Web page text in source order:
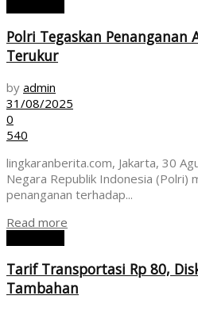
Polri Tegaskan Penanganan
Terukur
by admin
31/08/2025
0
540
lingkaranberita.com, Jakarta, 30
Negara Republik Indonesia (Polri)
penanganan terhadap...
Read more
Tarif Transportasi Rp 80,
Tambahan